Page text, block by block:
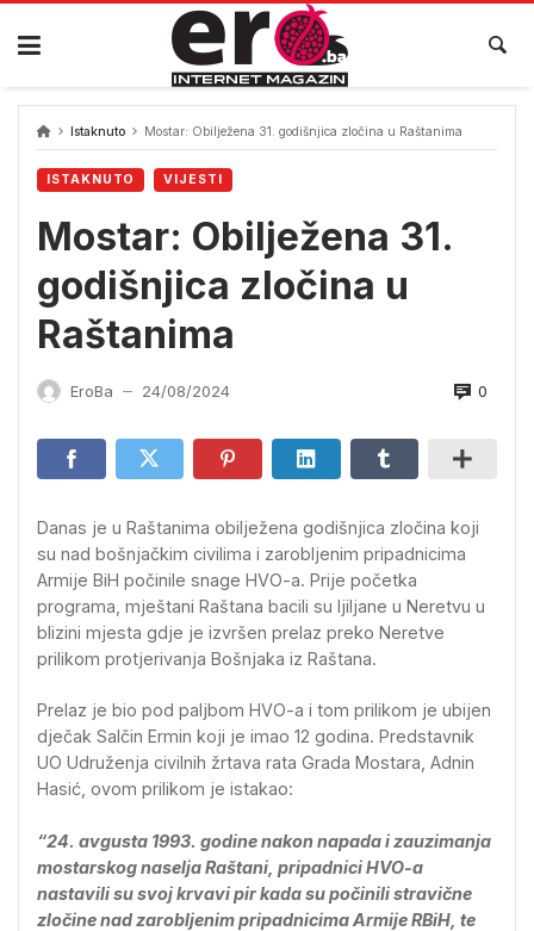
Skip
content
Istaknuto Mostar: Obilježena 31. godišnjica zločina u Raštanima
ISTAKNUTO VIJESTI
Mostar: Obilježena 31.
godišnjica zločina u
Raštanima
EroBa — 24/08/2024 0
Danas je u Raštanima obilježena godišnjica zločina koji
su nad bošnjačkim civilima i zarobljenim pripadnicima
Armije BiH počinile snage HVO-a. Prije početka
programa, mještani Raštana bacili su ljiljane u Neretvu u
blizini mjesta gdje je izvršen prelaz preko Neretve
prilikom protjerivanja Bošnjaka iz Raštana.
Prelaz je bio pod paljbom HVO-a i tom prilikom je ubijen
dječak Salčin Ermin koji je imao 12 godina. Predstavnik
UO Udruženja civilnih žrtava rata Grada Mostara, Adnin
Hasić, ovom prilikom je istakao:
“24. avgusta 1993. godine nakon napada i zauzimanja
mostarskog naselja Raštani, pripadnici HVO-a
nastavili su svoj krvavi pir kada su počinili stravične
zločine nad zarobljenim pripadnicima Armije RBiH, te